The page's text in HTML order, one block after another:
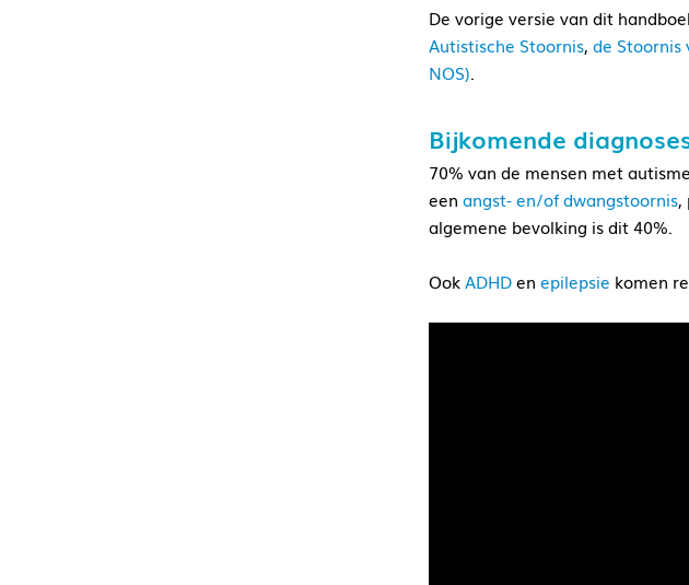
De vorige versie van dit
Autistische Stoornis, de Stoornis
NOS).
Bijkomende
70% van de mensen met
een angst- en/of dwangstoornis,
algemene bevolking is dit 40%.
OokADHDen epilepsie komen